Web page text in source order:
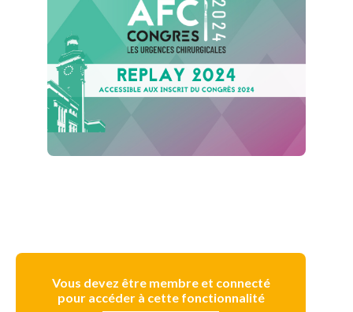
Vous devez être membre et connecté
pour accéder à cette fonctionnalité